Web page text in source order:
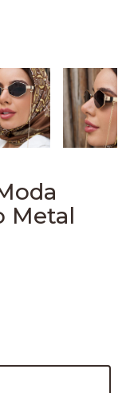
Metal